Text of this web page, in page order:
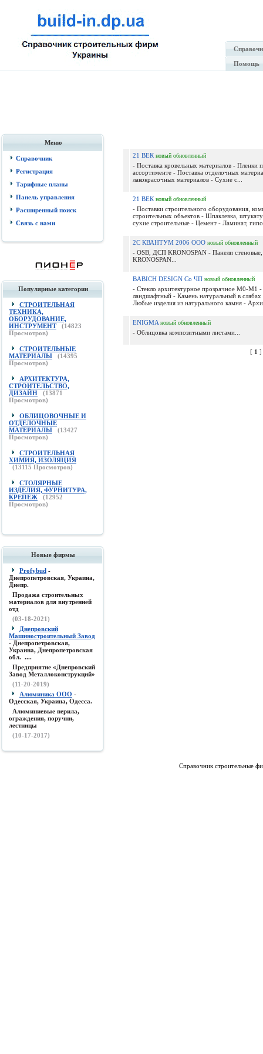
Помощь
Меню
Справочник
Регистрация
Тарифные планы
Панель управления
Расширенный поиск
Связь с нами
Популярные категории
СТРОИТЕЛЬНАЯ
ТЕХНИКА,
ОБОРУДОВАНИЕ,
ИНСТРУМЕНТ
(14823
Просмотров)
СТРОИТЕЛЬНЫЕ
МАТЕРИАЛЫ
(14395
Просмотров)
АРХИТЕКТУРА,
СТРОИТЕЛЬСТВО,
ДИЗАЙН
(13871
Просмотров)
ОБЛИЦОВОЧНЫЕ И
ОТДЕЛОЧНЫЕ
МАТЕРИАЛЫ
(13427
Просмотров)
СТРОИТЕЛЬНАЯ
ХИМИЯ, ИЗОЛЯЦИЯ
(13115 Просмотров)
СТОЛЯРНЫЕ
ИЗДЕЛИЯ, ФУРНИТУРА,
КРЕПЕЖ
(12952
Просмотров)
Новые фирмы
Profybud -
Днепропетровская, Украина,
Днепр.
Продажа строительных
материалов для внутренней
отд
(03-18-2021)
Днепровский
Машиностроительный Завод
- Днепропетровская,
Украина, Днепропетровская
обл. ....
Предприятие «Днепровский
Завод Металлоконструкций»
(11-20-2019)
Алюминика ООО -
Одесская, Украина, Одесса.
Алюминиевые перила,
ограждения, поручни,
лестницы
(10-17-2017)
21 ВЕК новый обновленный
- Поставка кровельных материалов - Пленки
ассортименте - Поставка отделочных
лакокрасочных материалов - Сухие с...
21 ВЕК новый обновленный
- Поставки строительного оборудования,
строительных объектов - Шпаклевка,
сухие строительные - Цемент - Ламинат,
2С КВАНТУМ 2006 ООО новый обновленный
- OSB, ДСП KRONOSPAN - Панели стеновые,
KRONOSPAN...
BABICH DESIGN Co ЧП новый обновленный
- Стекло архитектурное прозрачное М0-М1 -
ландшафтный - Камень натуральный в слябах
Любые изделия из натурального камня -
ENIGMA новый обновленный
- Облицовка композитными листами...
[ 1 ]
Справочник строительные